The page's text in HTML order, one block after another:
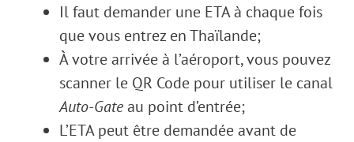
Il faut demander une ETA à chaque fois
que vous entrez en Thaïlande;
À votre arrivée à l’aéroport, vous pouvez
scanner le QR Code pour utiliser le canal
Auto-Gateau point d’entrée;
L’ETA peut être demandée avant de